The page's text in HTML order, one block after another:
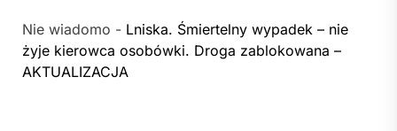
Nie wiadomo - Lniska. Śmiertelny wypadek – nie
żyje kierowca osobówki. Droga zablokowana –
AKTUALIZACJA